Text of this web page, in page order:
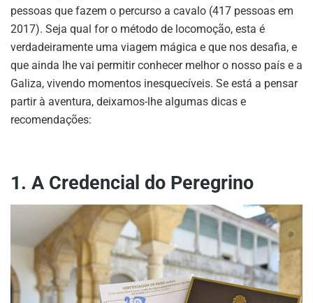
pessoas que fazem o percurso a cavalo (417 pessoas em
2017). Seja qual for o método de locomoção, esta é
verdadeiramente uma viagem mágica e que nos desafia, e
que ainda lhe vai permitir conhecer melhor o nosso país e a
Galiza, vivendo momentos inesquecíveis. Se está a pensar
partir à aventura, deixamos-lhe algumas dicas e
recomendações:
1. A Credencial do Peregrino